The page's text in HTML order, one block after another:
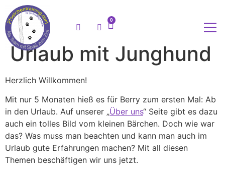
0
Urlaub mit Junghund
Herzlich Willkommen!
Mit nur 5 Monaten hieß es für Berry zum ersten Mal: Ab
in den Urlaub. Auf unserer „Über uns“ Seite gibt es dazu
auch ein tolles Bild vom kleinen Bärchen. Doch wie war
das? Was muss man beachten und kann man auch im
Urlaub gute Erfahrungen machen? Mit all diesen
Themen beschäftigen wir uns jetzt.